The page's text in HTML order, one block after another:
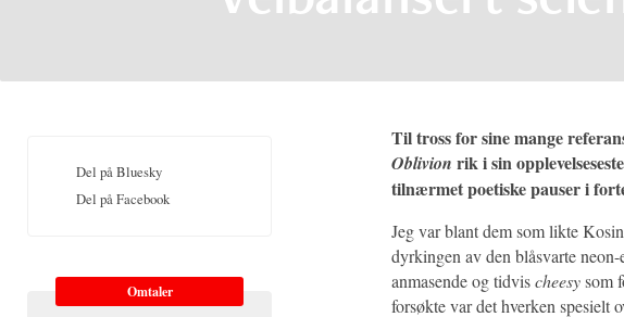
Til tross for sine mange
Oblivion rik i sin
tilnærmet poetiske pauser i
Jeg var blant dem som likte
dyrkingen av den blåsvarte
anmasende og tidvischeesysom
forsøkte var det hverken spesielt
Del på Bluesky
Del på Facebook
Omtaler